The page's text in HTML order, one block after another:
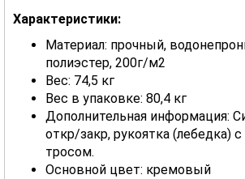
Характеристики:
Материал: прочный,
полиэстер, 200г/м2
Вес: 74,5 кг
Вес в упаковке: 80,4 кг
Дополнительная информация:
откр/закр, рукоятка (лебедка)
тросом.
Основной цвет: кремовый